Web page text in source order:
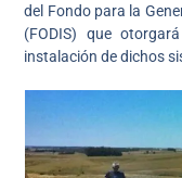
del Fondo para la
(FODIS) que
instalación de dichos